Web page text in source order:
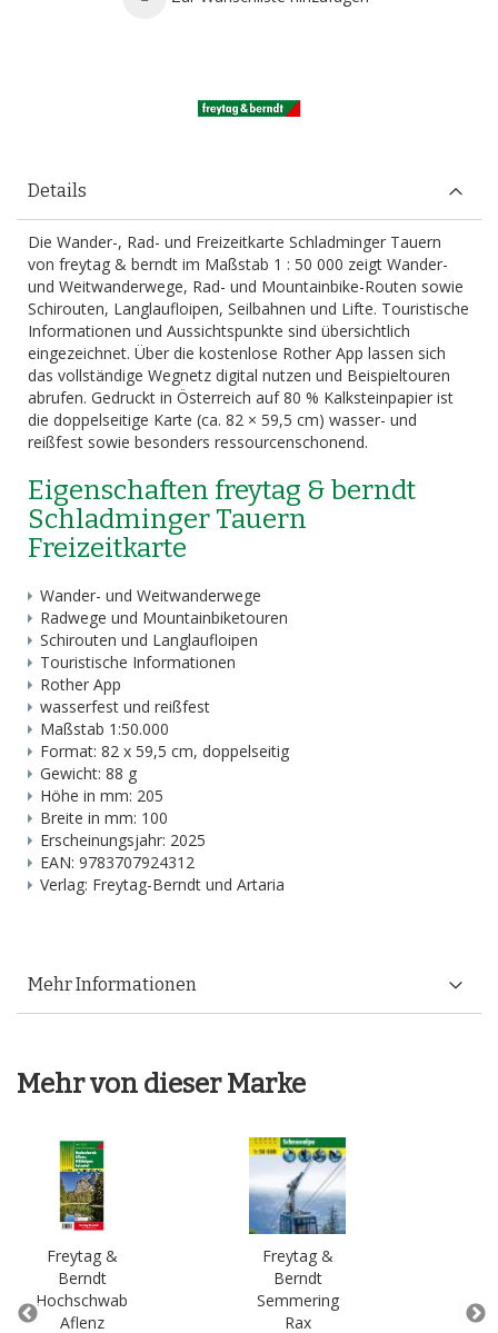
Details
Die Wander-, Rad- und Freizeitkarte Schladminger Tauern
von freytag & berndt im Maßstab 1 : 50 000 zeigt Wander-
und Weitwanderwege, Rad- und Mountainbike-Routen sowie
Schirouten, Langlaufloipen, Seilbahnen und Lifte. Touristische
Informationen und Aussichtspunkte sind übersichtlich
eingezeichnet. Über die kostenlose Rother App lassen sich
das vollständige Wegnetz digital nutzen und Beispiel­touren
abrufen. Gedruckt in Österreich auf 80 % Kalksteinpapier ist
die doppelseitige Karte (ca. 82 × 59,5 cm) wasser- und
reißfest sowie besonders ressourcenschonend.
Eigenschaften freytag & berndt
Schladminger Tauern
Freizeitkarte
Wander- und Weitwanderwege
Radwege und Mountainbiketouren
Schirouten und Langlaufloipen
Touristische Informationen
Rother App
wasserfest und reißfest
Maßstab 1:50.000
Format: 82 x 59,5 cm, doppelseitig
Gewicht: 88 g
Höhe in mm: 205
Breite in mm: 100
Erscheinungsjahr: 2025
EAN: 9783707924312
Verlag: Freytag-Berndt und Artaria
Mehr Informationen
Mehr von dieser Marke
Freytag &
Berndt
Hochschwab
Aflenz
Freytag &
Berndt
Semmering
Rax